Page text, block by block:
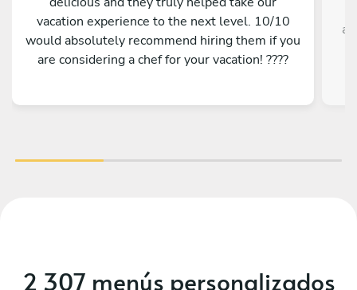
vacation experience to the next level. 10/10
would absolutely recommend hiring them if you
are considering a chef for your vacation! ????
2 307 menús personalizados